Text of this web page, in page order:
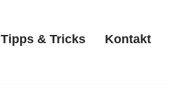
Tipps & Tricks Kontakt